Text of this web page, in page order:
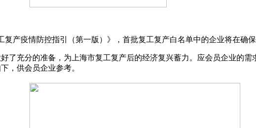
产疫情防控指引（第一版）》，首批复工复产白名单中的企业将在确
了充分的准备，为上海市复工复产后的经济复兴蓄力。应会员企业的
，供会员企业参考。